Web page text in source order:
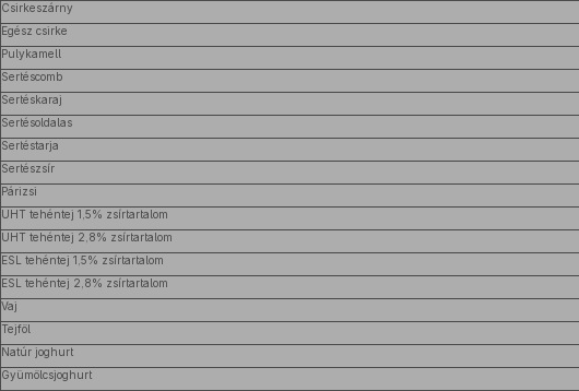
Csirkeszárny
Egész csirke
Pulykamell
Sertéscomb
Sertéskaraj
Sertésoldalas
Sertéstarja
Sertészsír
Párizsi
UHT tehéntej 1,5% zsírtartalom
UHT tehéntej 2,8% zsírtartalom
ESL tehéntej 1,5% zsírtartalom
ESL tehéntej 2,8% zsírtartalom
Vaj
Tejföl
Natúr joghurt
Gyümölcsjoghurt